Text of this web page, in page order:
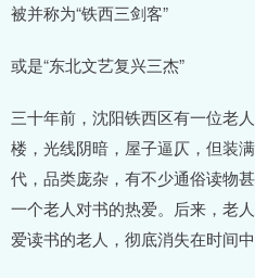
被并称为“铁西三剑客”
或是“东北文艺复兴三杰”
三十年前，沈阳铁西区有一位老
楼，光线阴暗，屋子逼仄，但装
代，品类庞杂，有不少通俗读物
一个老人对书的热爱。后来，老
爱读书的老人，彻底消失在时间